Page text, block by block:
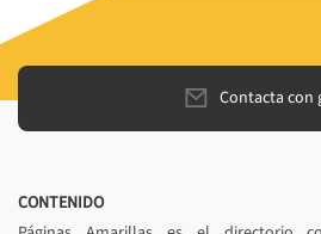
Contacta con
CONTENIDO